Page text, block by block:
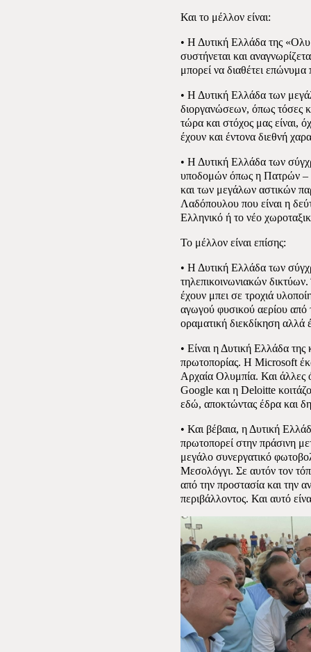
Και το μέλλον είναι:
• Η Δυτική Ελλάδα της
συστήνεται και
μπορεί να διαθέτει επώνυμα
• Η Δυτική Ελλάδα των
διοργανώσεων, όπως τόσες
τώρα και στόχος μας είναι,
έχουν και έντονα διεθνή
• Η Δυτική Ελλάδα των
υποδομών όπως η Πατρών –
και των μεγάλων αστικών
Λαδόπουλου που είναι η
Ελληνικό ή το νέο
Το μέλλον είναι επίσης:
• Η Δυτική Ελλάδα των
τηλεπικοινωνιακών
έχουν μπει σε τροχιά
αγωγού φυσικού αερίου από
οραματική διεκδίκηση
• Είναι η Δυτική Ελλάδα της
πρωτοπορίας. Η Microsoft
Αρχαία Ολυμπία. Και άλλες
Google και η Deloitte
εδώ, αποκτώντας έδρα και
• Και βέβαια, η Δυτική
πρωτοπορεί στην πράσινη
μεγάλο συνεργατικό
Μεσολόγγι. Σε αυτόν τον
από την προστασία και την
περιβάλλοντος. Και αυτό